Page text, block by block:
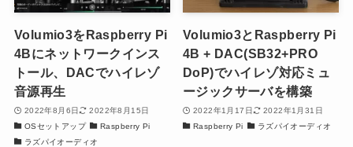
Volumio3をRaspberry Pi
4Bにネットワークインス
トール、DACでハイレゾ
音源再生
2022年8月6日
2022年8月15日
OSセットアップ
Raspberry Pi
ラズパイオーディオ
Volumio3とRaspberry Pi
4B + DAC(SB32+PRO
DoP)でハイレゾ対応ミュ
ージックサーバを構築
2022年1月17日
2022年1月31日
Raspberry Pi
ラズパイオーディオ